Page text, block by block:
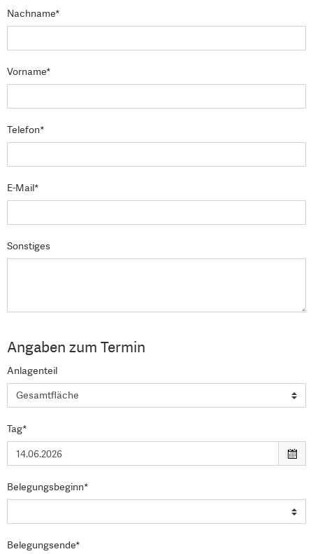
Nachname*
Vorname*
Telefon*
E-Mail*
Sonstiges
Angaben zum Termin
Anlagenteil
Tag*
Belegungsbeginn*
Belegungsende*